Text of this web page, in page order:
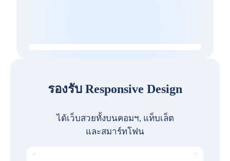
รองรับ Responsive Design
ได้เว็บสวยทั้งบนคอมฯ, แท็บเล็ต
และสมาร์ทโฟน